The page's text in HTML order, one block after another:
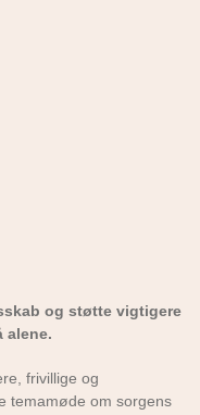
og støtte vigtigere
alene.
frivillige og
temamøde om sorgens